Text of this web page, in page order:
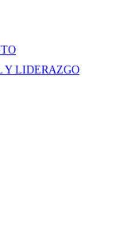
Y LIDERAZGO